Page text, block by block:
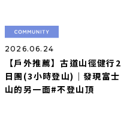
2026.06.24
【戶外推薦】古道山徑健行2
日團(3小時登山)｜發現富士
山的另一面#不登山頂